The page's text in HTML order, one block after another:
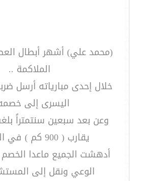
(محمد علي) أشهر أبطال
الملاكمة ..
خلال إحدى مبارياته أرسل
اليسرى إلى
وعن بعد سبعين سنتمتراً
يقارب ( 900 كم ) في الساعة ..
أدهشت الجميع ماعدا
الوعي ونقل إلى